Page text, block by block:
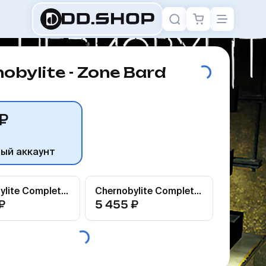
- Zone Bard
аккаунт
Chernobylite Complete Edition Chernobylite Complete Edition
5 455 ₽